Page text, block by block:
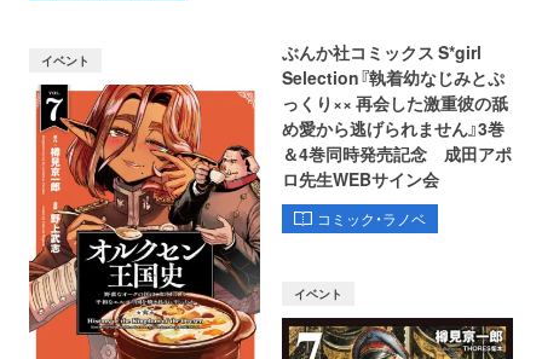
ぶんか社コミックス S*girl
Selection『執着幼なじみとぷ
っくり×× 再会した激重彼の舐
め愛から逃げられません』3巻
＆4巻同時発売記念 成田アポ
ロ先生WEBサイン会
コミック・ラノベ
イベント
イベント